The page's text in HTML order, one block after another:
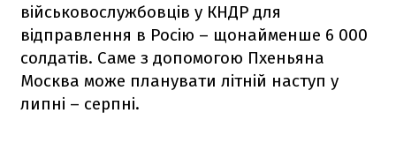
військовослужбовців у КНДР для
відправлення в Росію – щонайменше 6 000
солдатів. Саме з допомогою Пхеньяна
Москва може планувати літній наступ у
липні – серпні.